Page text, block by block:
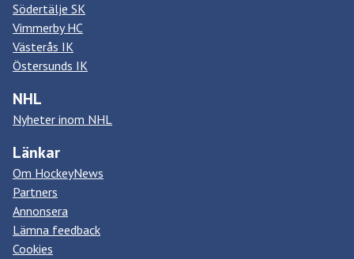
Södertälje SK
Vimmerby HC
Västerås IK
Östersunds IK
NHL
Nyheter inom NHL
Länkar
Om HockeyNews
Partners
Annonsera
Lämna feedback
Cookies